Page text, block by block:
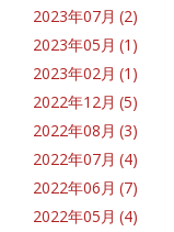
2023年07月 (2)
2023年05月 (1)
2023年02月 (1)
2022年12月 (5)
2022年08月 (3)
2022年07月 (4)
2022年06月 (7)
2022年05月 (4)